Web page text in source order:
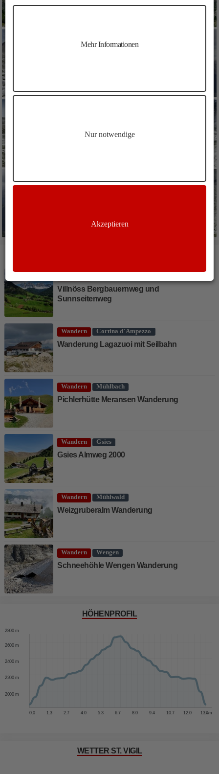
Villnöss Bergbauernweg und
Sunnseitenweg
Wandern Cortina d'Ampezzo
Wanderung Lagazuoi mit Seilbahn
Wandern Mühlbach
Pichlerhütte Meransen Wanderung
Wandern Gsies
Gsies Almweg 2000
Wandern Mühlwald
Weizgruberalm Wanderung
Wandern Wengen
Schneehöhle Wengen Wanderung
HÖHENPROFIL
0.0 1.3 2.7 4.0 5.3 6.7 8.0 9.4 10.7 12.0 13.4km
2000 m
2200 m
2400 m
2600 m
2800 m
WETTER ST. VIGIL
Mehr Informationen
Nur notwendige
Akzeptieren